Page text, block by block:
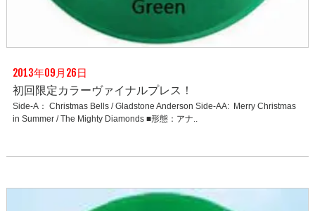
2013年09月26日
初回限定カラーヴァイナルプレス！
Side-A： Christmas Bells / Gladstone Anderson Side-AA: Merry Christmas
in Summer / The Mighty Diamonds ■形態：アナ..